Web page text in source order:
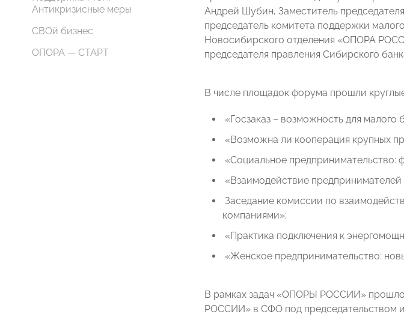
Антикризисные меры
СВОй бизнес
ОПОРА — СТАРТ
Андрей Шубин, Заместитель
председатель комитета поддержки
Новосибирского отделения «ОПОРА
председателя правления Сибирского
В числе площадок форума прошли
 «Госзаказ – возможность для
 «Возможна ли кооперация крупных
 «Социальное
 «Взаимодействие
 Заседание комиссии по
компаниями»;
 «Практика подключения к
 «Женское предпринимательство:
В рамках задач «ОПОРЫ РОССИИ»
РОССИИ» в СФО под председательством